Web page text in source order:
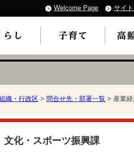
Welcome Page サイ
織・行政区 > 問合せ先・部署一覧 > 産業
化・スポーツ振興課